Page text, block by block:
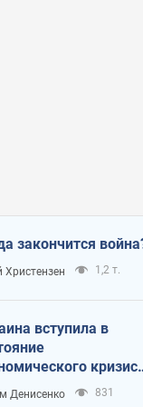
закончится
Христензен 1,2 т.
вступила в
ли свет в конце
Денисенко 831